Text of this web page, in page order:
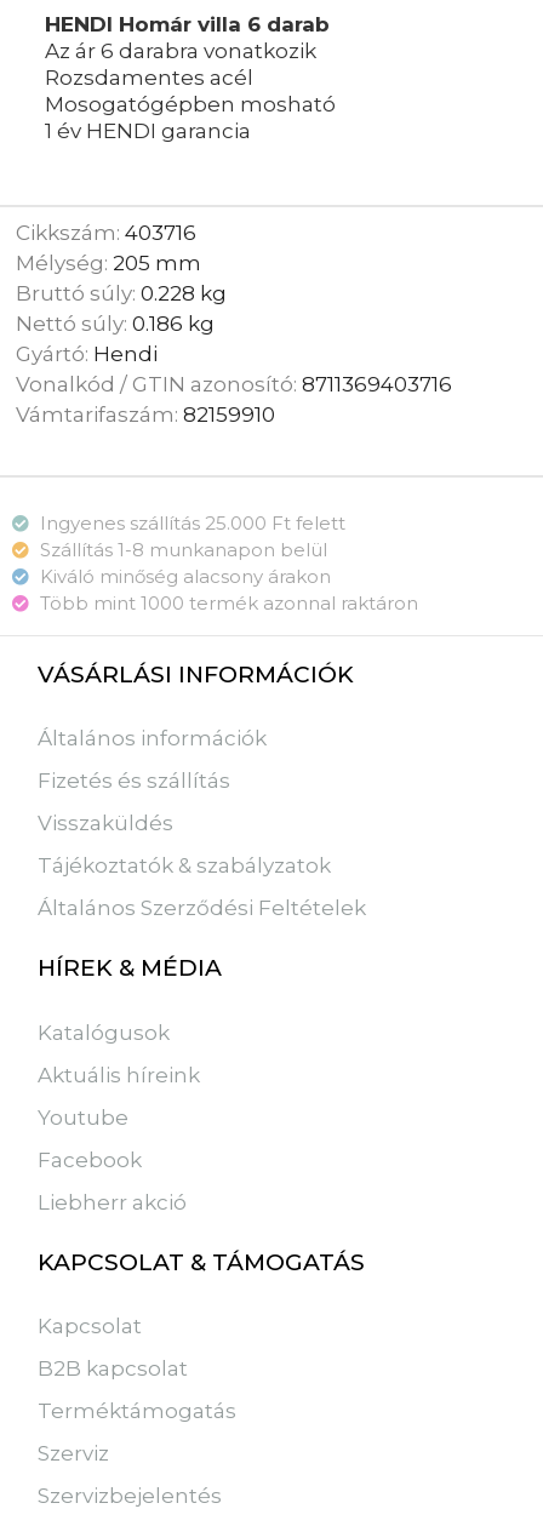
HENDI Homár villa 6 darab
Az ár 6 darabra vonatkozik
Rozsdamentes acél
Mosogatógépben mosható
1 év HENDI garancia
Cikkszám:403716
Mélység: 205 mm
Bruttó súly:0.228 kg
Nettó súly:0.186 kg
Gyártó: Hendi
Vonalkód / GTIN azonosító:8711369403716
Vámtarifaszám:82159910
Ingyenes szállítás 25.000 Ft felett
Szállítás 1-8 munkanapon belül
Kiváló minőség alacsony árakon
Több mint 1000 termék azonnal raktáron
VÁSÁRLÁSI INFORMÁCIÓK
Általános információk
Fizetés és szállítás
Visszaküldés
Tájékoztatók & szabályzatok
Általános Szerződési Feltételek
HÍREK & MÉDIA
Katalógusok
Aktuális híreink
Youtube
Facebook
Liebherr akció
KAPCSOLAT & TÁMOGATÁS
Kapcsolat
B2B kapcsolat
Terméktámogatás
Szerviz
Szervizbejelentés